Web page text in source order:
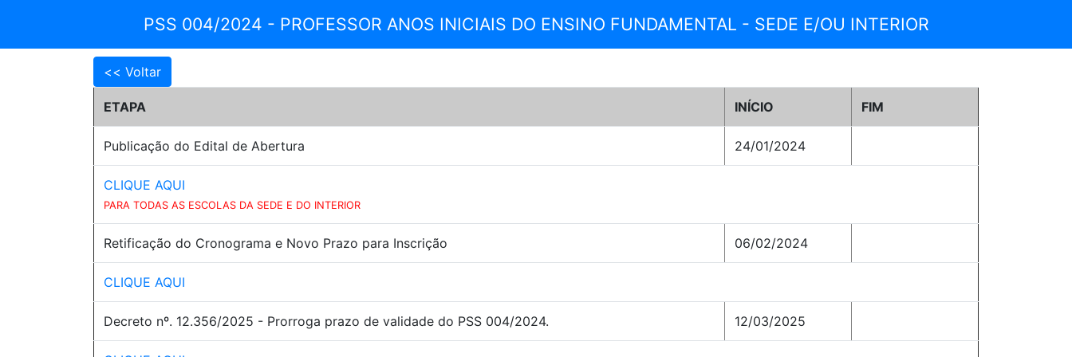
PSS 004/2024 - PROFESSOR ANOS INICIAIS DO ENSINO FUNDAMENTAL - SEDE E/OU INTERIOR
ETAPA INÍCIO FIM
Publicação do Edital de Abertura 24/01/2024
CLIQUE AQUI
PARA TODAS AS ESCOLAS DA SEDE E DO INTERIOR
Retificação do Cronograma e Novo Prazo para Inscrição 06/02/2024
CLIQUE AQUI
Decreto nº. 12.356/2025 - Prorroga prazo de validade do PSS 004/2024. 12/03/2025